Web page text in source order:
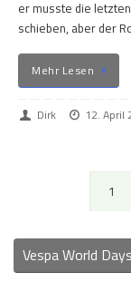
er musste die
schieben, aber der
Mehr Lesen
Dirk 12. April
1
Vespa World